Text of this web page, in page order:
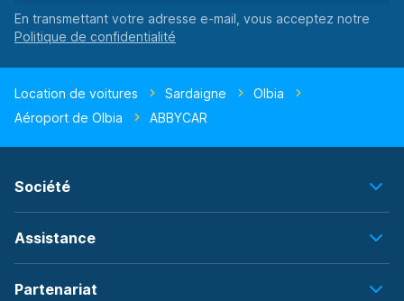
En transmettant votre adresse e-mail, vous acceptez notre
Location de voitures Sardaigne
Olbia
Aéroport de Olbia
ABBYCAR
Société
Assistance
Partenariat